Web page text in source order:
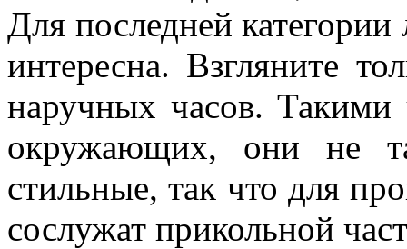
Для последней категории
интересна. Взгляните
наручных часов. Такими
окружающих, они не
стильные, так что для
сослужат прикольной